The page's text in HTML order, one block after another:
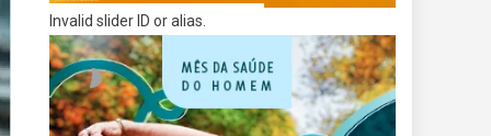
Invalid slider ID or alias.